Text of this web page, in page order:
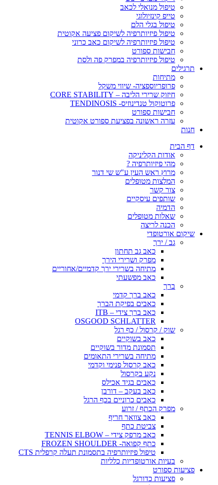
טיפול מנואלי לכאב
טייפ קינזיולוגי
טיפול בגלי הלם
טיפול פיזיותרפיה לשיקום פציעה אקוטית
טיפול פיזיותרפיה לשיקום כאב כרוני
חבישות ספורט
טיפול פיזיותרפיה במפרק פה ולסת
תרגילים
מתיחות
פרופריוספציה- שיווי משקל
חיזוק שרירי הליבה – CORE STABILITY
פרוטוקול טנדינוזיס- TENDINOSIS
חבישות ספורט
עזרה ראשונה בפציעת ספורט אקוטית
חנות
דף הבית
אודות הקליניקה
מהי פיזיותרפיה ?
מרוץ ראש העין ע"ש שי דנור
המלצות מטופלים
צור קשר
שותפים עיסקיים
הדמיה
שאלות מטופלים
הכנה לריצה
שיקום אורטופדי
גב / ירך
כאב גב תחתון
מפרק ושרירי הירך
מתיחה בשרירי ירך קדמיים/אחוריים
כאב מפשעתי
ברך
כאב ברך קדמי
כאבים בפיקת הברך
כאב ברך צידי – ITB
OSGOOD SCHLATTER
שוק / קרסול / כף רגל
כאב בשוקיים
תסמונת מדור בשוקיים
מתיחה בשרירי התאומים
כאב קרסול פנימי וקדמי
נקע בקרסול
כאבים בגיד אכילס
כאב בעקב – דורבן
כאבים כרוניים בכף הרגל
מפרק הכתף / זרוע
כאב צוואר חריף
צביטת כתף
כאב מרפק צידי – TENNIS ELBOW
כתף קפואה- FROZEN SHOULDER
טיפול פיזיותרפיה בתסמונת תעלה קרפלית CTS
בעיות אורטופדיות כלליות
פציעות ספורט
פציעות כדורגל